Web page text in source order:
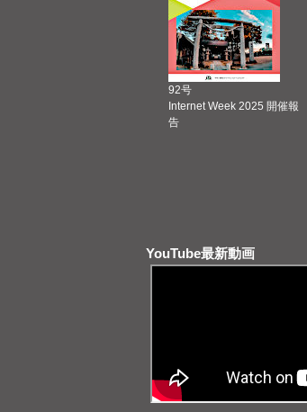
92号
Internet Week 2025 開催報
告
YouTube最新動画